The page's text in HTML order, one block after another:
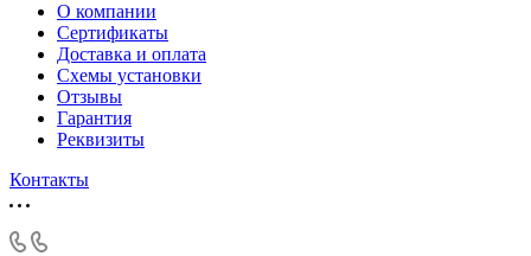
О компании
Сертификаты
Доставка и оплата
Схемы установки
Отзывы
Гарантия
Реквизиты
Контакты